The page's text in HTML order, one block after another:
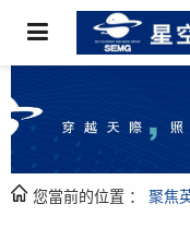
您當前的位置 ： 聚焦